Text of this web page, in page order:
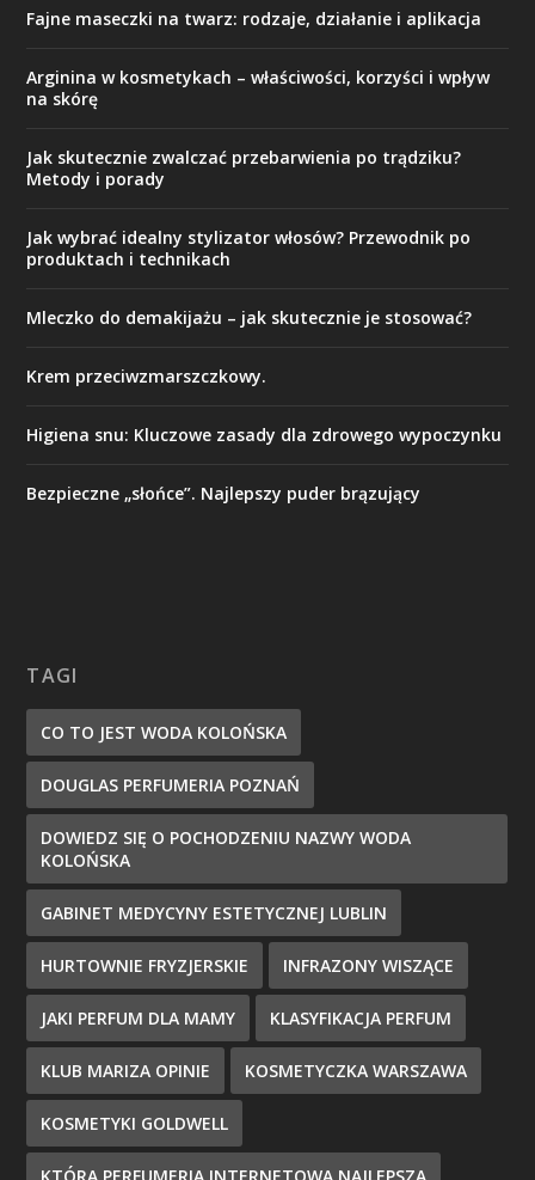
Fajne maseczki na twarz: rodzaje, działanie i aplikacja
Arginina w kosmetykach – właściwości, korzyści i wpływ
na skórę
Jak skutecznie zwalczać przebarwienia po trądziku?
Metody i porady
Jak wybrać idealny stylizator włosów? Przewodnik po
produktach i technikach
Mleczko do demakijażu – jak skutecznie je stosować?
Krem przeciwzmarszczkowy.
Higiena snu: Kluczowe zasady dla zdrowego wypoczynku
Bezpieczne „słońce”. Najlepszy puder brązujący
TAGI
CO TO JEST WODA KOLOŃSKA
DOUGLAS PERFUMERIA POZNAŃ
DOWIEDZ SIĘ O POCHODZENIU NAZWY WODA
KOLOŃSKA
GABINET MEDYCYNY ESTETYCZNEJ LUBLIN
HURTOWNIE FRYZJERSKIE INFRAZONY WISZĄCE
JAKI PERFUM DLA MAMY KLASYFIKACJA PERFUM
KLUB MARIZA OPINIE KOSMETYCZKA WARSZAWA
KOSMETYKI GOLDWELL